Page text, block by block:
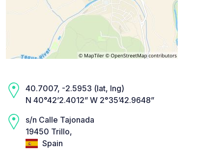
40.7007, -2.5953 (lat, lng)
N 40°42’2.4012” W 2°35’42.9648”
s/n Calle Tajonada
19450 Trillo,
Spain